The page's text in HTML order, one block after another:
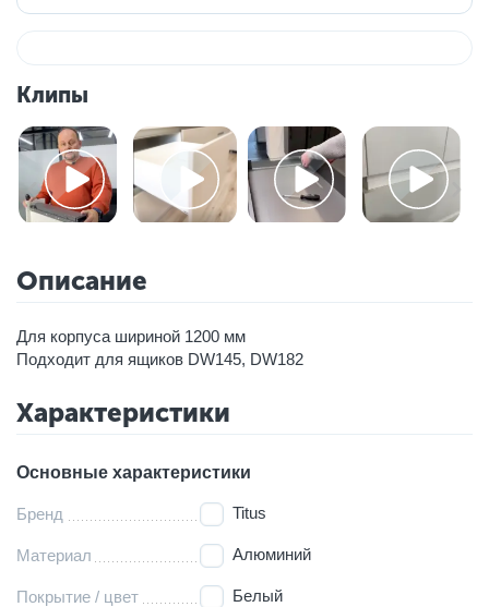
Клипы
Описание
Для корпуса шириной 1200 мм
Подходит для ящиков DW145, DW182
Характеристики
Основные характеристики
Бренд Titus
Материал Алюминий
Покрытие / цвет Белый